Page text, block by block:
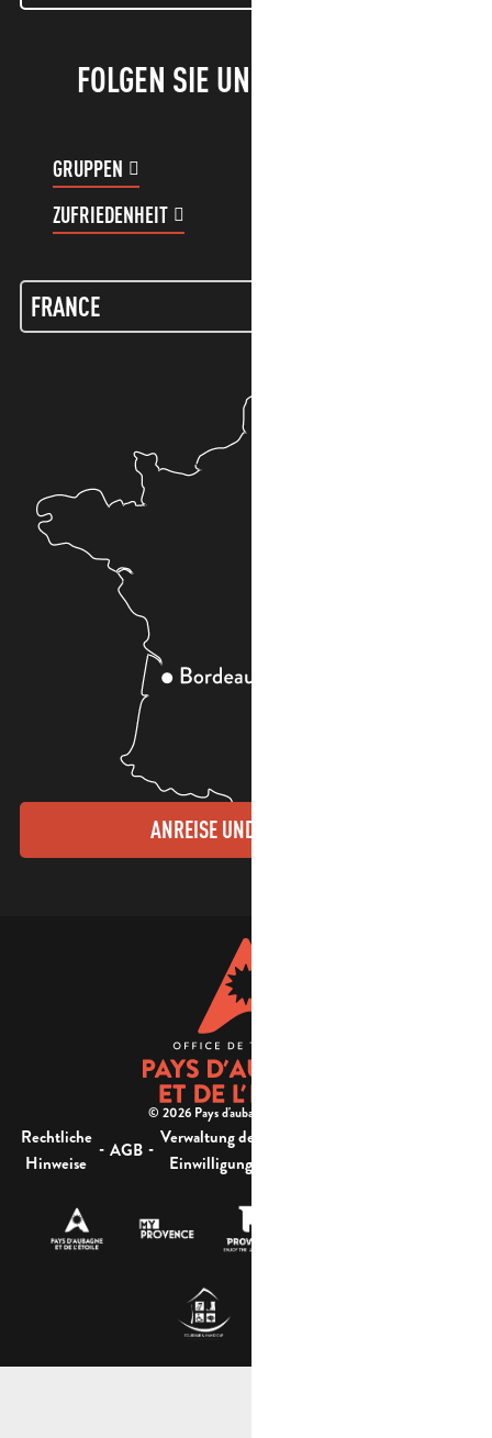
FOLGEN SIE UNS!
GRUPPEN
ZUFRIEDENHEIT
ANREISE UND KONTAKTE
© 2026 Pays d'aubagne et de l'étoile -
Rechtliche
Hinweise
- AGB - Verwaltung der
Einwilligung